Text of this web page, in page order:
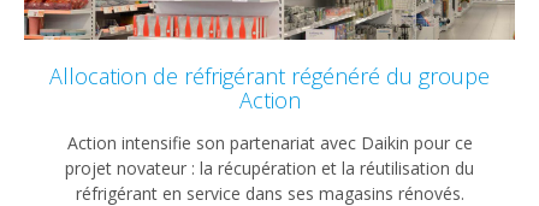
Allocation de réfrigérant régénéré du groupe
Action
Action intensifie son partenariat avec Daikin pour ce
projet novateur : la récupération et la réutilisation du
réfrigérant en service dans ses magasins rénovés.